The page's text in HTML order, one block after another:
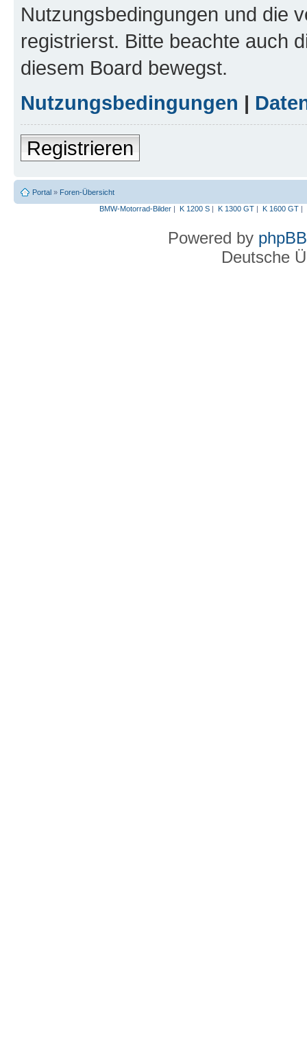
Nutzungsbedingungen und die
registrierst. Bitte beachte auch
diesem Board bewegst.
Nutzungsbedingungen |
Registrieren
Portal » Foren-Übersicht
BMW-Motorrad-Bilder| K 1200 S| K 1300 GT| K 1600 GT|
Powered by phpBB
Deutsche